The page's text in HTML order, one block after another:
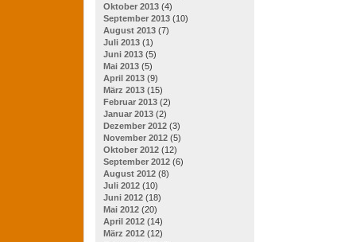
Oktober 2013 (4)
September 2013 (10)
August 2013 (7)
Juli 2013 (1)
Juni 2013 (5)
Mai 2013 (5)
April 2013 (9)
März 2013 (15)
Februar 2013 (2)
Januar 2013 (2)
Dezember 2012 (3)
November 2012 (5)
Oktober 2012 (12)
September 2012 (6)
August 2012 (8)
Juli 2012 (10)
Juni 2012 (18)
Mai 2012 (20)
April 2012 (14)
März 2012 (12)